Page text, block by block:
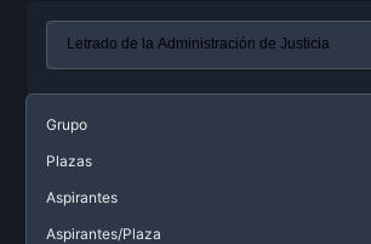
Grupo
Plazas
Aspirantes
Aspirantes/Plaza